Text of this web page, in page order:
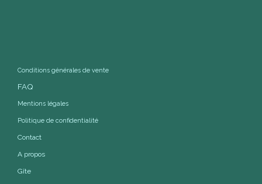
Conditions générales de vente
FAQ
Mentions légales
Politique de confidentialité
Contact
A propos
Gîte